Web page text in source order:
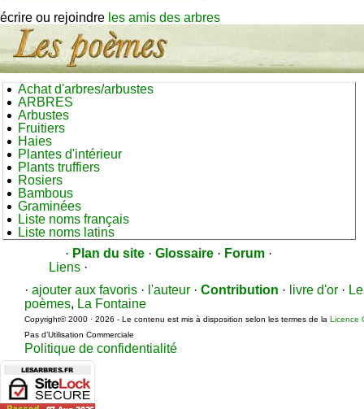
écrire ou rejoindre les amis des arbres
Achat d'arbres/arbustes
ARBRES
Arbustes
Fruitiers
Haies
Plantes d'intérieur
Plants truffiers
Rosiers
Bambous
Graminées
Liste noms français
Liste noms latins
· Plan du site · Glossaire · Forum ·
Liens ·
· ajouter aux favoris · l'auteur · Contribution · livre d'or ·
poèmes, La Fontaine
Copyright© 2000 · 2026 - Le contenu est mis à disposition selon les termes de la Licence
Pas d’Utilisation Commerciale
Politique de confidentialité